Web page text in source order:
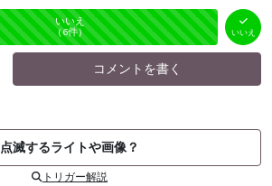
いいえ
（6件） いいえ
コメントを書く
点滅するライトや画像？
トリガー解説